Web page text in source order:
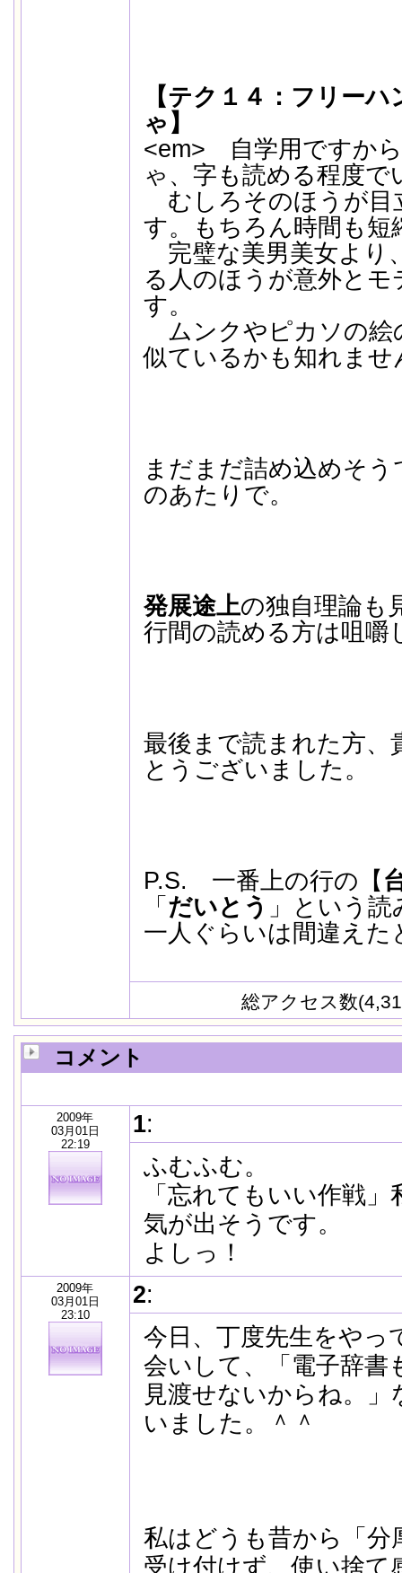
【テク１４：フリー
ゃ】
<em> 自学用ですか
ゃ、字も読める程度で
むしろそのほうが目
す。もちろん時間も短
完璧な美男美女より
る人のほうが意外と
す。
ムンクやピカソの絵
似ているかも知れませ
まだまだ詰め込めそ
のあたりで。
発展途上の独自理論も
行間の読める方は咀嚼
最後まで読まれた方、
とうございました。
P.S. 一番上の行の【
「 だいとう 」という
一人ぐらいは間違えた
総アクセス数
コメント
2009年
03月01日
22:19
1:
ふむふむ。
「忘れてもいい作戦
気が出そうです。
よしっ！
2009年
03月01日
23:10
2:
今日、丁度先生をやっ
会いして、「電子辞書
見渡せないからね。
いました。＾＾
私はどうも昔から「分
受け付けず、使い捨て